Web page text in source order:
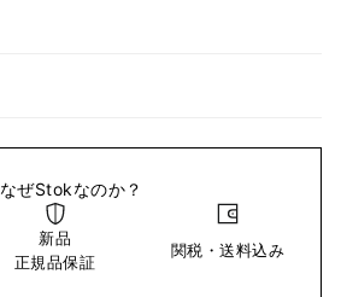
なぜStokなのか？
新品
正規品保証
関税・送料込み